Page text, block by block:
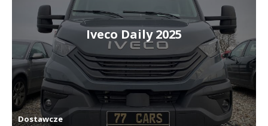
Iveco Daily 2025
Dostawcze